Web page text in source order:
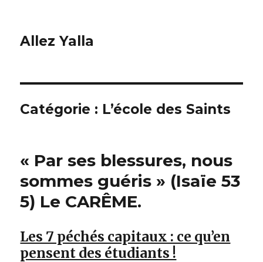
Allez Yalla
Catégorie : L’école des Saints
« Par ses blessures, nous
sommes guéris » (Isaïe 53
5) Le CARÊME.
Les 7 péchés capitaux : ce qu’en
pensent des étudiants !